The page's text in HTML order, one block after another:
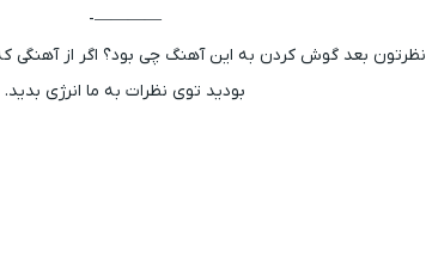
————-
نظرتون بعد گوش کردن به این آهنگ چی بود؟ اگر از آهنگی
بودید توی نظرات به ما انرژی بدید.